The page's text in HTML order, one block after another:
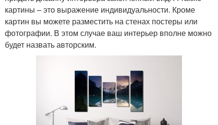
картины – это выражение индивидуальности. Кроме
картин вы можете разместить на стенах постеры или
фотографии. В этом случае ваш интерьер вполне можно
будет назвать авторским.